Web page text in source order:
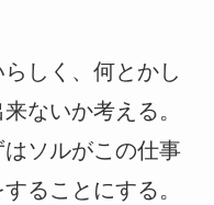
しく、何とかし
ないか考える。
ソルがこの仕事
ることにする。